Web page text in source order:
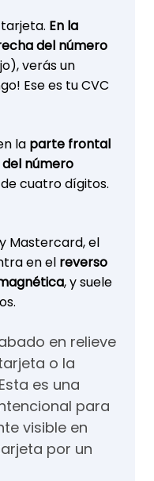
En la
del número
verás un
Ese es tu CVC
la parte frontal
número
cuatro dígitos.
Mastercard, el
en el reverso
, y suele
en relieve
o la
es una
para
visible en
por un